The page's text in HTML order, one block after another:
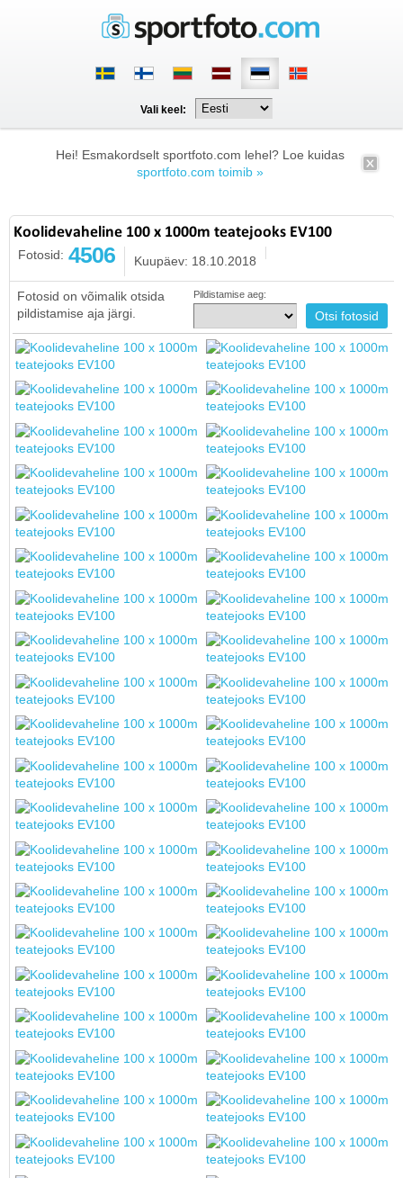
Vali keel:
Hei! Esmakordselt sportfoto.com lehel? Loe kuidas
sportfoto.com toimib »
Koolidevaheline 100 x 1000m teatejooks EV100
Fotosid: 4506 Kuupäev: 18.10.2018
Fotosid on võimalik otsida
pildistamise aja järgi.
Pildistamise aeg: